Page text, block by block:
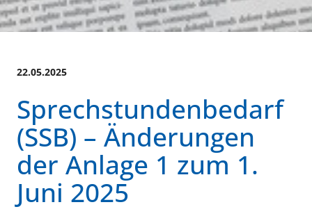
22.05.2025
Sprechstundenbedarf
(SSB) – Änderungen
der Anlage 1 zum 1.
Juni 2025